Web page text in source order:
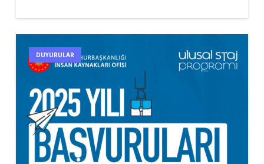
DUYURULAR